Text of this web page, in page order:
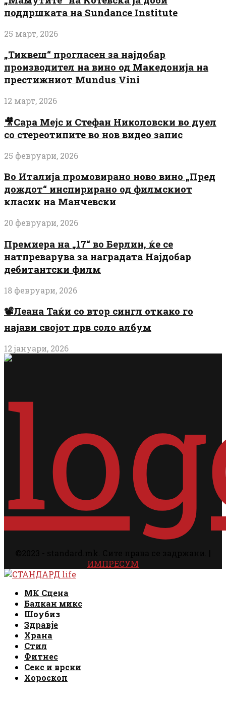
поддршката на Sundance Institute
25 март, 2026
„Тиквеш“ прогласен за најдобар
производител на вино од Македонија на
престижниот Mundus Vini
12 март, 2026
🎥Сара Мејс и Стефан Николовски во дуел
со стереотипите во нов видео запис
25 февруари, 2026
Во Италија промовирано ново вино „Пред
дождот“ инспирирано од филмскиот
класик на Манчевски
20 февруари, 2026
Премиера на „17“ во Берлин, ќе се
натпреварува за наградата Најдобар
дебитантски филм
18 февруари, 2026
📽️Леана Таќи со втор сингл откако го
најави својот прв соло албум
12 јануари, 2026
ИМПРЕСУМ
Facebook
Instagram
Email
Rss
МК Сцена
Балкан микс
Шоубиз
Здравје
Храна
Стил
Фитнес
Секс и врски
Хороскоп